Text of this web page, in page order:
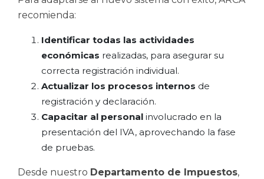
recomienda:
Identificar todas las actividades
económicas realizadas, para asegurar su
correcta registración individual.
Actualizar los procesos internos de
registración y declaración.
Capacitar al personal involucrado en la
presentación del IVA, aprovechando la fase
de pruebas.
Desde nuestro Departamento de Impuestos,